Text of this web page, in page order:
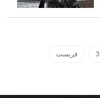
فريست 3